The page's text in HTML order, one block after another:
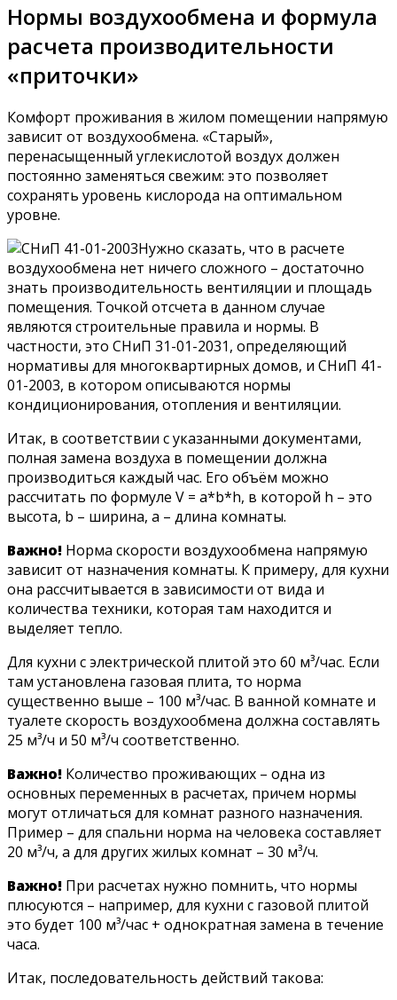
Нормы воздухообмена и формула
расчета производительности
«приточки»
Комфорт проживания в жилом помещении напрямую
зависит от воздухообмена. «Старый»,
перенасыщенный углекислотой воздух должен
постоянно заменяться свежим: это позволяет
сохранять уровень кислорода на оптимальном
уровне.
Нужно сказать, что в расчете
воздухообмена нет ничего сложного – достаточно
знать производительность вентиляции и площадь
помещения. Точкой отсчета в данном случае
являются строительные правила и нормы. В
частности, это СНиП 31-01-2031, определяющий
нормативы для многоквартирных домов, и СНиП 41-
01-2003, в котором описываются нормы
кондиционирования, отопления и вентиляции.
Итак, в соответствии с указанными документами,
полная замена воздуха в помещении должна
производиться каждый час. Его объём можно
рассчитать по формуле V = a*b*h, в которой h – это
высота, b – ширина, a – длина комнаты.
Важно! Норма скорости воздухообмена напрямую
зависит от назначения комнаты. К примеру, для кухни
она рассчитывается в зависимости от вида и
количества техники, которая там находится и
выделяет тепло.
Для кухни с электрической плитой это 60 м³/час. Если
там установлена газовая плита, то норма
существенно выше – 100 м³/час. В ванной комнате и
туалете скорость воздухообмена должна составлять
25 м³/ч и 50 м³/ч соответственно.
Важно! Количество проживающих – одна из
основных переменных в расчетах, причем нормы
могут отличаться для комнат разного назначения.
Пример – для спальни норма на человека составляет
20 м³/ч, а для других жилых комнат – 30 м³/ч.
Важно! При расчетах нужно помнить, что нормы
плюсуются – например, для кухни с газовой плитой
это будет 100 м³/час + однократная замена в течение
часа.
Итак, последовательность действий такова: